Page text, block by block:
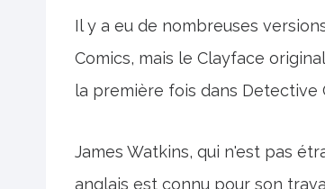
Il y a eu de nombreuses
Comics, mais le Clayface
la première fois dans Detective
James Watkins, qui n'est pas
anglais est connu pour son